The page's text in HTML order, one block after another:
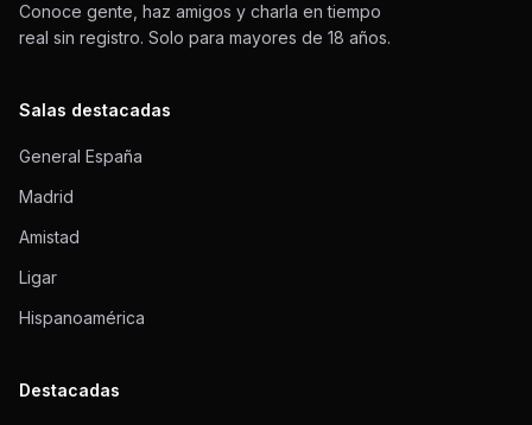
Conoce gente, haz amigos y charla en tiempo
real sin registro. Solo para mayores de 18 años.
Salas destacadas
General España
Madrid
Amistad
Ligar
Hispanoamérica
Destacadas